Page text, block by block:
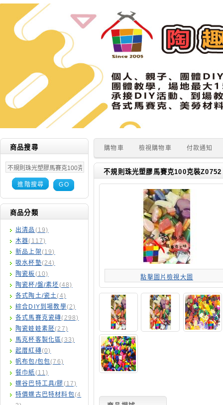
商品搜尋
進階搜尋 GO
商品分類
出清品 (19)
木器(117)
新品上架(19)
吸水杯墊(24)
陶瓷板 (10)
陶瓷杯/盤/素坯(48)
各式陶土/瓷土(4)
綜合DIY到場教學(2)
各式馬賽克瓷磚(298)
陶瓷娃娃素胚(27)
馬克杯客製化區(33)
起厝紅磚(0)
帆布包/包包(76)
餐巾紙(11)
蝶谷巴特工具/膠(17)
特價蝶古巴特材料包(4
購物車 檢視購物車 付款通知
不規則珠光塑膠馬賽克100克裝Z0752
點擊圖片檢視大圖